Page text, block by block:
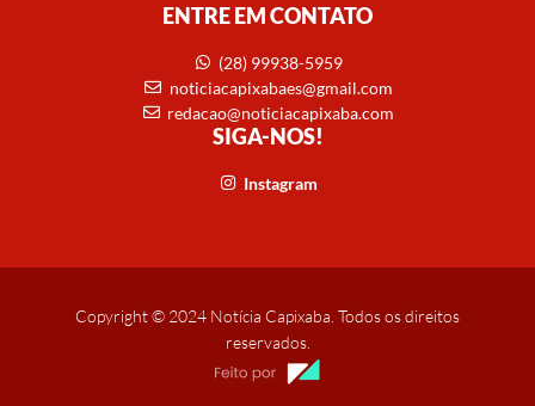
ENTRE EM CONTATO
(28) 99938-5959
noticiacapixabaes@gmail.com
redacao@noticiacapixaba.com
SIGA-NOS!
Instagram
Copyright © 2024 Notícia Capixaba. Todos os direitos
reservados.